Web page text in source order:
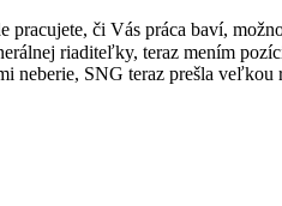
či Vás práca baví,
riaditeľky, teraz mením
SNG teraz prešla